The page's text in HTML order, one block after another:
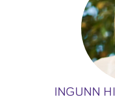
INGUNN